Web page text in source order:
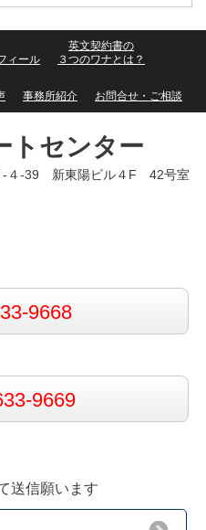
ィール
英文契約書の
３つのワナとは？
事務所紹介 お問合せ・ご相談
トセンター
-４-39 新東陽ビル４F 42号室
9668
9669
送信願います